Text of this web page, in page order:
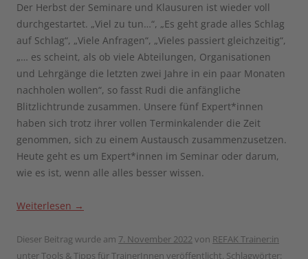
Der Herbst der Seminare und Klausuren ist wieder voll
durchgestartet. „Viel zu tun…“, „Es geht grade alles Schlag
auf Schlag“, „Viele Anfragen“, „Vieles passiert gleichzeitig“,
„… es scheint, als ob viele Abteilungen, Organisationen
und Lehrgänge die letzten zwei Jahre in ein paar Monaten
nachholen wollen“, so fasst Rudi die anfängliche
Blitzlichtrunde zusammen. Unsere fünf Expert*innen
haben sich trotz ihrer vollen Terminkalender die Zeit
genommen, sich zu einem Austausch zusammenzusetzen.
Heute geht es um Expert*innen im Seminar oder darum,
wie es ist, wenn alle alles besser wissen.
Weiterlesen →
Dieser Beitrag wurde am 7. November 2022von REFAK Trainer:in
unterTools & Tipps für TrainerInnen veröffentlicht. Schlagwörter: